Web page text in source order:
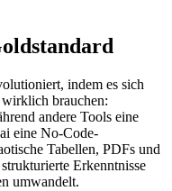
indem es sich
brauchen:
andere Tools eine
eine No-Code-
Tabellen, PDFs und
Erkenntnisse
umwandelt.